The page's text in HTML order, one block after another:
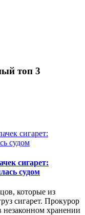
топ 3
сигарет:
судом
которые из
сигарет. Прокурор
хранении